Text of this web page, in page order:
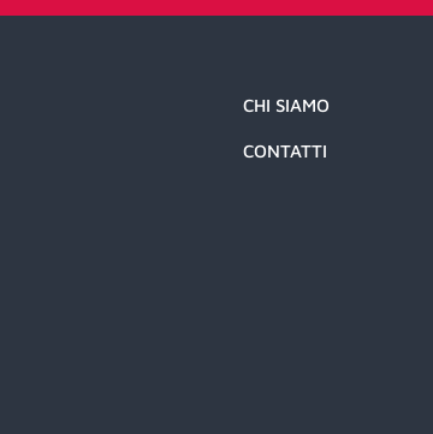
CHI SIAMO
CONTATTI